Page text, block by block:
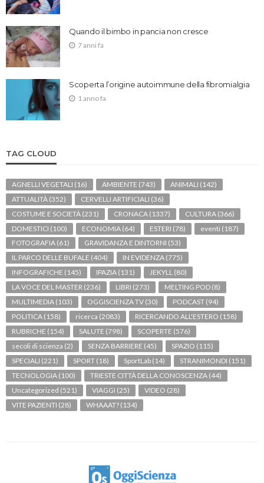
Quando il bimbo in pancia non cresce
7 anni fa
Scoperta l’origine autoimmune della fibromialgia
1 anno fa
TAG CLOUD
AGNELLI VEGETALI (16) AMBIENTE (743) ANIMALI (142)
ATTUALITÀ (352) CERVELLI ARTIFICIALI (36)
COSTUME E SOCIETÀ (231) CRONACA (1337) CULTURA (366)
DOMESTICI (100) ECONOMIA (64) ESTERI (78) eventi (187)
FOTOGRAFIA (61) GRAVIDANZA E DINTORNI (53)
IL PARCO DELLE BUFALE (404) IN EVIDENZA (775)
INFOGRAFICHE (145) IPAZIA (131) JEKYLL (80)
LA VOCE DEL MASTER (236) LIBRI (273) MELTING POD (8)
MULTIMEDIA (103) OGGISCIENZA TV (30) PODCAST (94)
POLITICA (158) ricerca (2083) RICERCANDO ALL'ESTERO (158)
RUBRICHE (154) SALUTE (798) SCOPERTE (576)
secoli di scienza (2) SENZA BARRIERE (45) SPAZIO (115)
SPECIALI (221) SPORT (18) SportLab (14) STRANIMONDI (151)
TECNOLOGIA (100) TRIESTE CITTÀ DELLA CONOSCENZA (44)
Uncategorized (521) VIAGGI (25) VIDEO (28)
VITE PAZIENTI (28) WHAAAT? (134)